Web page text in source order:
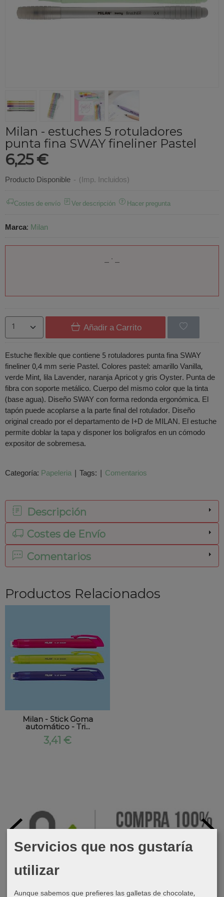
Milan - estuches 5 rotuladores
punta fina SWAY fineliner Pastel
6,25 €
Producto Disponible - (Imp. Incluidos)
Costes de envío Ver descripción Hacer pregunta
Marca: Milan
Añadir a Carrito
Estuche flexible que contiene 5 rotuladores punta fina SWAY
fineliner 0,4 mm serie Pastel. Colores pastel: amarillo Vanilla,
verde Mint, lila Lavender, naranja Apricot y gris Oyster. Punta de
fibra con soporte metálico. Cuerpo del mismo color que la tinta
(base agua). Diseño SWAY con forma redonda ergonómica. El
tapón puede acoplarse a la parte final del rotulador. Diseño
original creado por el departamento de I+D de MILAN. El estuche
permite doblar la tapa y disponer los bolígrafos en un cómodo
expositor de sobremesa.
Categoría: Papeleria | Tags: | Comentarios
Descripción
Costes de Envío
Comentarios
Productos Relacionados
Milan - Stick Goma
automático - Tri...
3,41 €
Servicios que nos gustaría
utilizar
Aunque sabemos que prefieres las galletas de chocolate,